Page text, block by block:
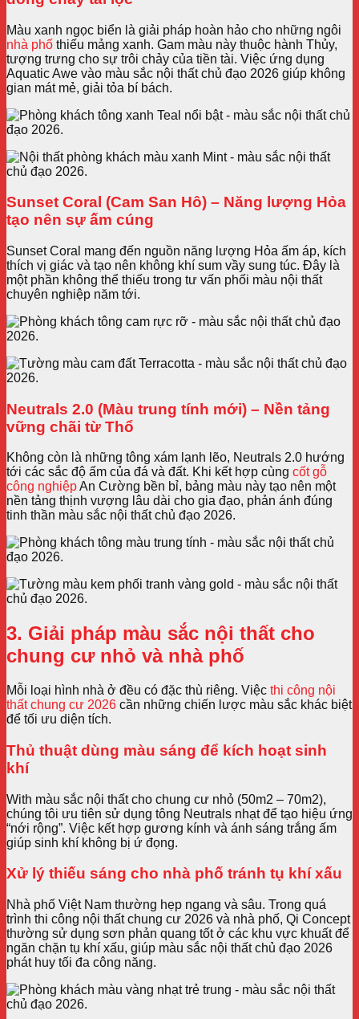
Màu xanh ngọc biển là giải pháp hoàn hảo cho những ngôi
nhà phố thiếu mảng xanh. Gam màu này thuộc hành Thủy,
tượng trưng cho sự trôi chảy của tiền tài. Việc ứng dụng
Aquatic Awe vào màu sắc nội thất chủ đạo 2026 giúp không
gian mát mẻ, giải tỏa bí bách.
Sunset Coral (Cam San Hô) – Năng lượng Hỏa
tạo nên sự ấm cúng
Sunset Coral mang đến nguồn năng lượng Hỏa ấm áp, kích
thích vị giác và tạo nên không khí sum vầy sung túc. Đây là
một phần không thể thiếu trong tư vấn phối màu nội thất
chuyên nghiệp năm tới.
Neutrals 2.0 (Màu trung tính mới) – Nền tảng
vững chãi từ Thổ
Không còn là những tông xám lạnh lẽo, Neutrals 2.0 hướng
tới các sắc độ ấm của đá và đất. Khi kết hợp cùng cốt gỗ
công nghiệpAn Cường bền bỉ, bảng màu này tạo nên một
nền tảng thịnh vượng lâu dài cho gia đạo, phản ánh đúng
tinh thần màu sắc nội thất chủ đạo 2026.
3. Giải pháp màu sắc nội thất cho
chung cư nhỏ và nhà phố
Mỗi loại hình nhà ở đều có đặc thù riêng. Việc thi công nội
thất chung cư 2026 cần những chiến lược màu sắc khác biệt
để tối ưu diện tích.
Thủ thuật dùng màu sáng để kích hoạt sinh
khí
With màu sắc nội thất cho chung cư nhỏ (50m2 – 70m2),
chúng tôi ưu tiên sử dụng tông Neutrals nhạt để tạo hiệu ứng
“nới rộng”. Việc kết hợp gương kính và ánh sáng trắng ấm
giúp sinh khí không bị ứ đọng.
Xử lý thiếu sáng cho nhà phố tránh tụ khí xấu
Nhà phố Việt Nam thường hẹp ngang và sâu. Trong quá
trình thi công nội thất chung cư 2026 và nhà phố, Qi Concept
thường sử dụng sơn phản quang tốt ở các khu vực khuất để
ngăn chặn tụ khí xấu, giúp màu sắc nội thất chủ đạo 2026
phát huy tối đa công năng.